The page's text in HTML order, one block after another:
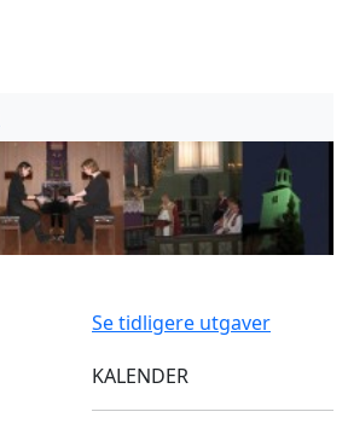
Se tidligere utgaver
KALENDER